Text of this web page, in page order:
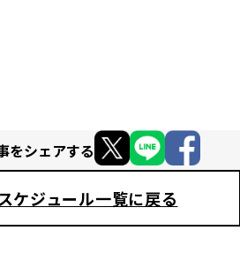
をシェアする
ケジュール一覧に戻る